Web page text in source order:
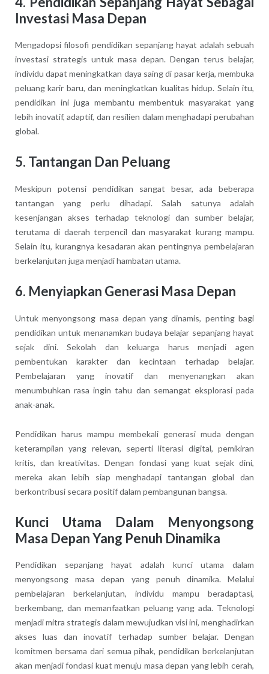
Investasi Masa Depan
Mengadopsi filosofi pendidikan sepanjang hayat adalah sebuah
investasi strategis untuk masa depan. Dengan terus belajar,
individu dapat meningkatkan daya saing di pasar kerja, membuka
peluang karir baru, dan meningkatkan kualitas hidup. Selain itu,
pendidikan ini juga membantu membentuk masyarakat yang
lebih inovatif, adaptif, dan resilien dalam menghadapi perubahan
global.
5. Tantangan Dan Peluang
Meskipun potensi pendidikan sangat besar, ada beberapa
tantangan yang perlu dihadapi. Salah satunya adalah
kesenjangan akses terhadap teknologi dan sumber belajar,
terutama di daerah terpencil dan masyarakat kurang mampu.
Selain itu, kurangnya kesadaran akan pentingnya pembelajaran
berkelanjutan juga menjadi hambatan utama.
6. Menyiapkan Generasi Masa Depan
Untuk menyongsong masa depan yang dinamis, penting bagi
pendidikan untuk menanamkan budaya belajar sepanjang hayat
sejak dini. Sekolah dan keluarga harus menjadi agen
pembentukan karakter dan kecintaan terhadap belajar.
Pembelajaran yang inovatif dan menyenangkan akan
menumbuhkan rasa ingin tahu dan semangat eksplorasi pada
anak-anak.
Pendidikan harus mampu membekali generasi muda dengan
keterampilan yang relevan, seperti literasi digital, pemikiran
kritis, dan kreativitas. Dengan fondasi yang kuat sejak dini,
mereka akan lebih siap menghadapi tantangan global dan
berkontribusi secara positif dalam pembangunan bangsa.
Kunci Utama Dalam Menyongsong
Masa Depan Yang Penuh Dinamika
Pendidikan sepanjang hayat adalah kunci utama dalam
menyongsong masa depan yang penuh dinamika. Melalui
pembelajaran berkelanjutan, individu mampu beradaptasi,
berkembang, dan memanfaatkan peluang yang ada. Teknologi
menjadi mitra strategis dalam mewujudkan visi ini, menghadirkan
akses luas dan inovatif terhadap sumber belajar. Dengan
komitmen bersama dari semua pihak, pendidikan berkelanjutan
akan menjadi fondasi kuat menuju masa depan yang lebih cerah,